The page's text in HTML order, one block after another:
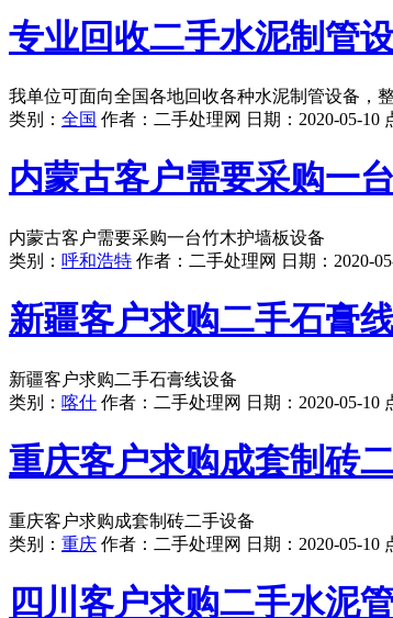
专业回收二手水泥制管
我单位可面向全国各地回收各种水泥制管设备，
类别： 全国 作者： 二手处理网 日期： 2020-05-10
内蒙古客户需要采购一
内蒙古客户需要采购一台竹木护墙板设备
类别： 呼和浩特 作者： 二手处理网 日期： 2020-
新疆客户求购二手石膏
新疆客户求购二手石膏线设备
类别： 喀什 作者： 二手处理网 日期： 2020-05-10
重庆客户求购成套制砖
重庆客户求购成套制砖二手设备
类别： 重庆 作者： 二手处理网 日期： 2020-05-10
四川客户求购二手水泥